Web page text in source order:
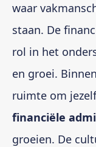
waar
staan. De
rol in het
en groei.
ruimte om
financiële
groeien. De